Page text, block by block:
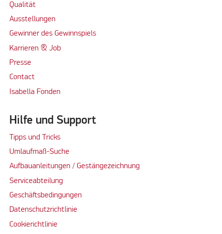
Qualität
Ausstellungen
Gewinner des Gewinnspiels
Karrieren & Job
Presse
Contact
Isabella Fonden
Hilfe und Support
Tipps und Tricks
Umlaufmaß-Suche
Aufbauanleitungen / Gestängezeichnung
Serviceabteilung
Geschäftsbedingungen
Datenschutzrichtlinie
Cookierichtlinie